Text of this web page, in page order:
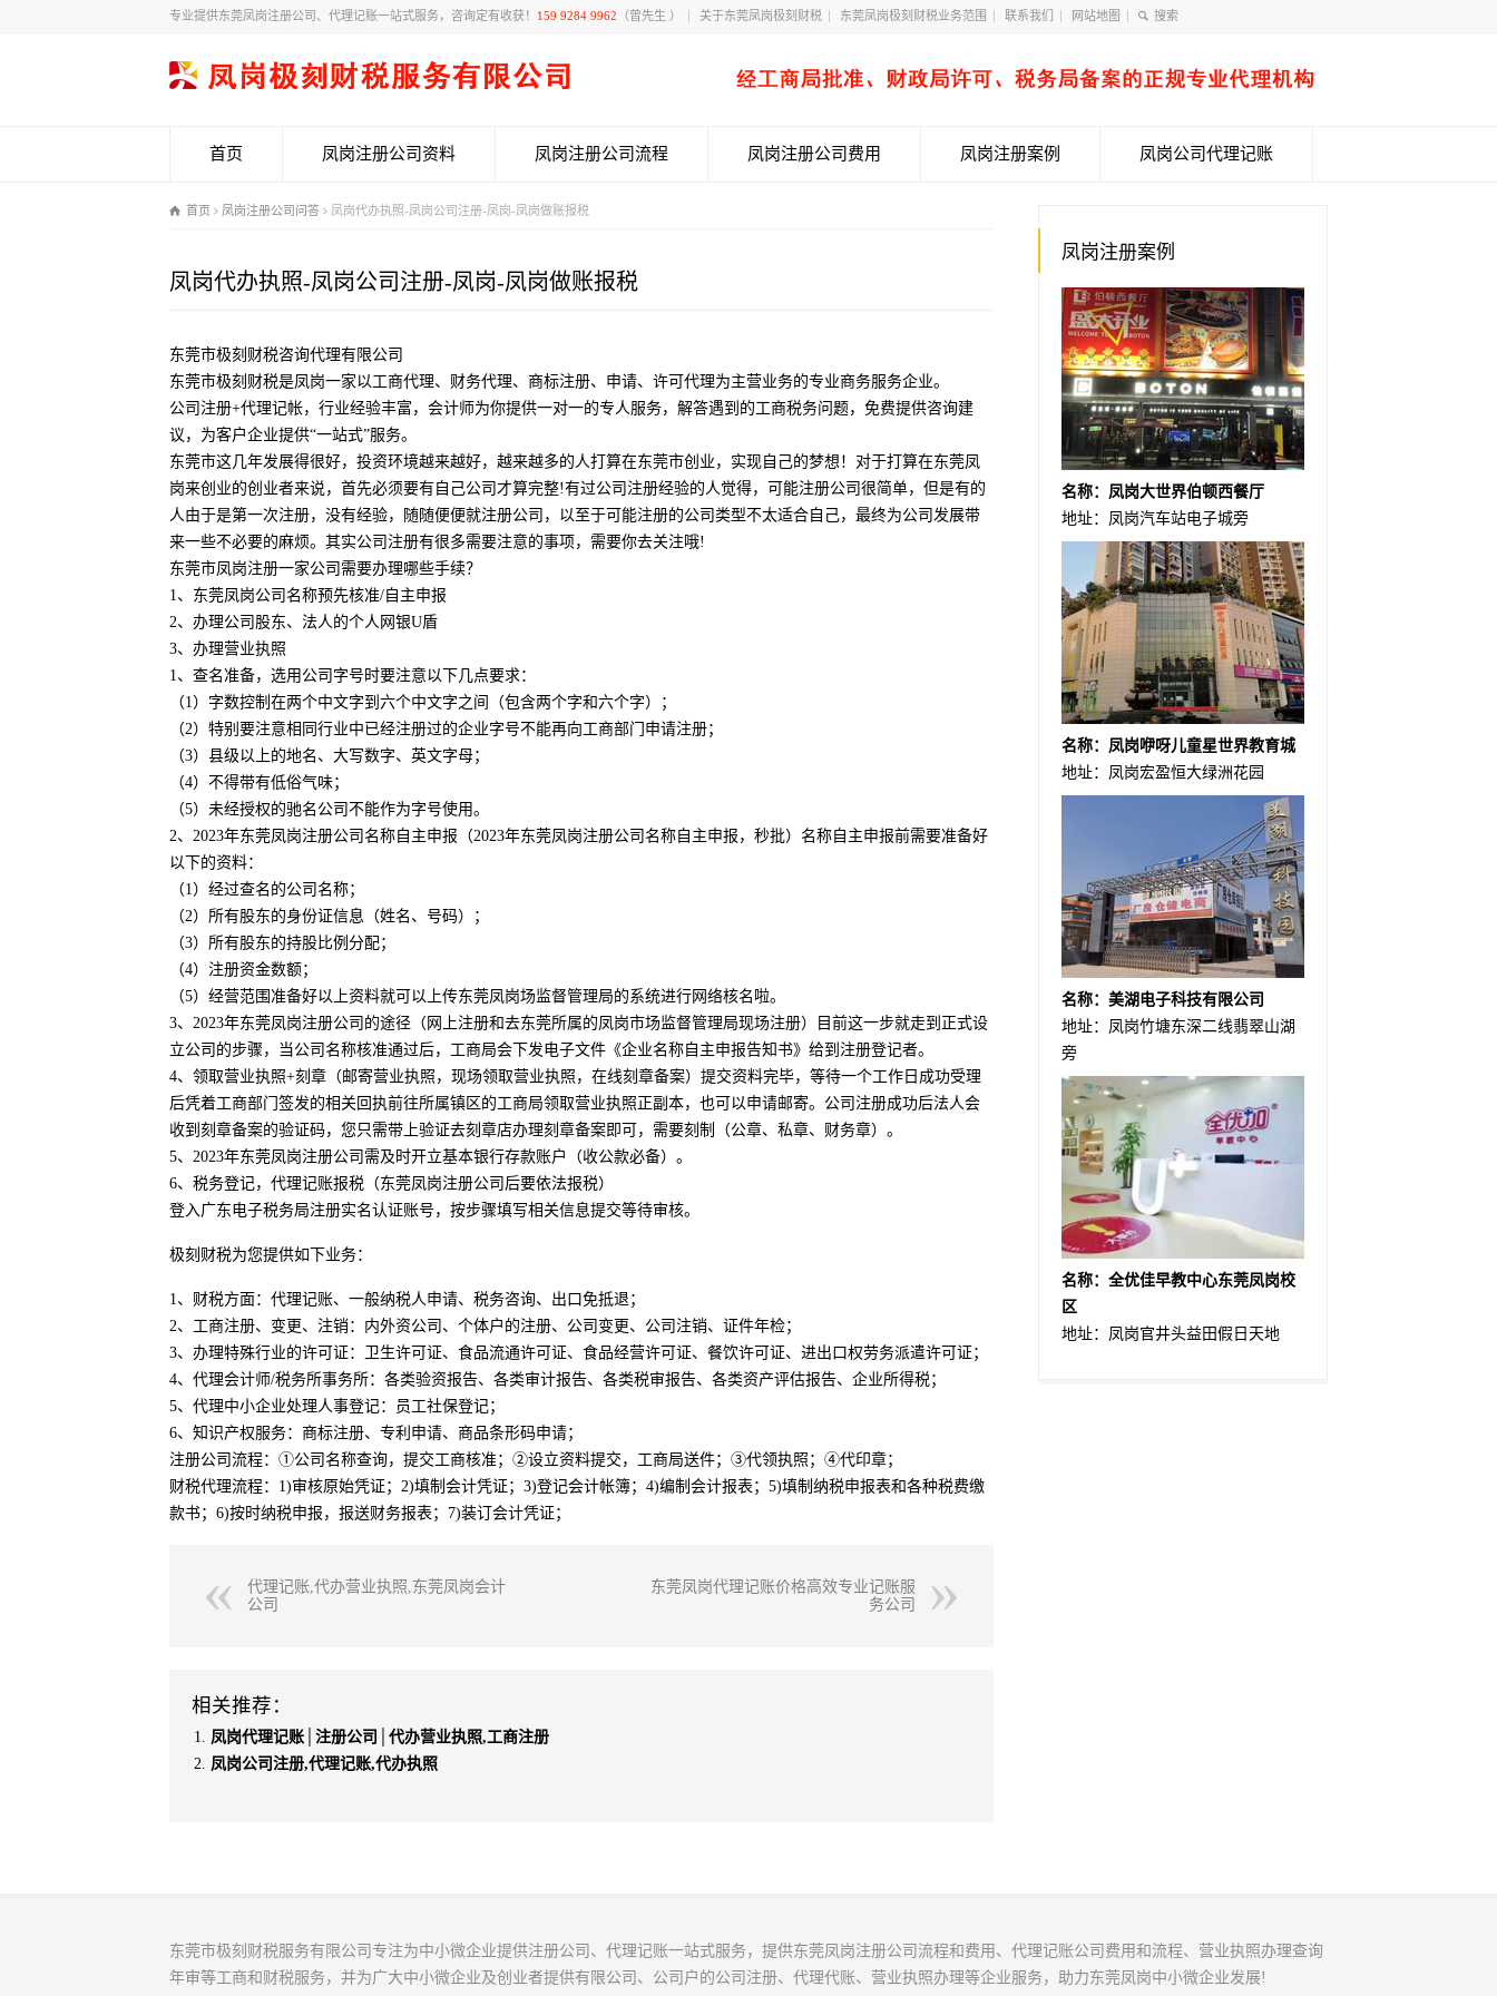
专业提供东莞凤岗注册公司、代理记账一站式服务，咨询定有收获！ 159 9284 9962 （曾先生 ） 关于东莞凤岗极刻财税 东莞凤岗极刻财税业务范围 联系我们 网站地图
首页 凤岗注册公司资料 凤岗注册公司流程 凤岗注册公司费用 凤岗注册案例 凤岗公司代理记账
首页 凤岗注册公司问答 凤岗代办执照-凤岗公司注册-凤岗-凤岗做账报税
凤岗代办执照-凤岗公司注册-凤岗-凤岗做账报税
东莞市极刻财税咨询代理有限公司
东莞市极刻财税是凤岗一家以工商代理、财务代理、商标注册、申请、许可代理为主营业务的专业商务服务企业。
公司注册+代理记帐，行业经验丰富，会计师为你提供一对一的专人服务，解答遇到的工商税务问题，免费提供咨询建
议，为客户企业提供“一站式”服务。
东莞市这几年发展得很好，投资环境越来越好，越来越多的人打算在东莞市创业，实现自己的梦想！对于打算在东莞凤
岗来创业的创业者来说，首先必须要有自己公司才算完整!有过公司注册经验的人觉得，可能注册公司很简单，但是有的
人由于是第一次注册，没有经验，随随便便就注册公司，以至于可能注册的公司类型不太适合自己，最终为公司发展带
来一些不必要的麻烦。其实公司注册有很多需要注意的事项，需要你去关注哦!
东莞市凤岗注册一家公司需要办理哪些手续？
1、东莞凤岗公司名称预先核准/自主申报
2、办理公司股东、法人的个人网银U盾
3、办理营业执照
1、查名准备，选用公司字号时要注意以下几点要求：
（1）字数控制在两个中文字到六个中文字之间（包含两个字和六个字）；
（2）特别要注意相同行业中已经注册过的企业字号不能再向工商部门申请注册；
（3）县级以上的地名、大写数字、英文字母；
（4）不得带有低俗气味；
（5）未经授权的驰名公司不能作为字号使用。
2、2023年东莞凤岗注册公司名称自主申报（2023年东莞凤岗注册公司名称自主申报，秒批）名称自主申报前需要准备好
以下的资料：
（1）经过查名的公司名称；
（2）所有股东的身份证信息（姓名、号码）；
（3）所有股东的持股比例分配；
（4）注册资金数额；
（5）经营范围准备好以上资料就可以上传东莞凤岗场监督管理局的系统进行网络核名啦。
3、2023年东莞凤岗注册公司的途径（网上注册和去东莞所属的凤岗市场监督管理局现场注册）目前这一步就走到正式设
立公司的步骤，当公司名称核准通过后，工商局会下发电子文件《企业名称自主申报告知书》给到注册登记者。
4、领取营业执照+刻章（邮寄营业执照，现场领取营业执照，在线刻章备案）提交资料完毕，等待一个工作日成功受理
后凭着工商部门签发的相关回执前往所属镇区的工商局领取营业执照正副本，也可以申请邮寄。公司注册成功后法人会
收到刻章备案的验证码，您只需带上验证去刻章店办理刻章备案即可，需要刻制（公章、私章、财务章）。
5、2023年东莞凤岗注册公司需及时开立基本银行存款账户（收公款必备）。
6、税务登记，代理记账报税（东莞凤岗注册公司后要依法报税）
登入广东电子税务局注册实名认证账号，按步骤填写相关信息提交等待审核。
极刻财税为您提供如下业务：
1、财税方面：代理记账、一般纳税人申请、税务咨询、出口免抵退；
2、工商注册、变更、注销：内外资公司、个体户的注册、公司变更、公司注销、证件年检；
3、办理特殊行业的许可证：卫生许可证、食品流通许可证、食品经营许可证、餐饮许可证、进出口权劳务派遣许可证；
4、代理会计师/税务所事务所：各类验资报告、各类审计报告、各类税审报告、各类资产评估报告、企业所得税；
5、代理中小企业处理人事登记：员工社保登记；
6、知识产权服务：商标注册、专利申请、商品条形码申请；
注册公司流程：①公司名称查询，提交工商核准；②设立资料提交，工商局送件；③代领执照；④代印章；
财税代理流程：1)审核原始凭证；2)填制会计凭证；3)登记会计帐簿；4)编制会计报表；5)填制纳税申报表和各种税费缴
款书；6)按时纳税申报，报送财务报表；7)装订会计凭证；
代理记账,代办营业执照,东莞凤岗会计
公司
东莞凤岗代理记账价格高效专业记账服
务公司
相关推荐：
凤岗代理记账│注册公司│代办营业执照,工商注册
凤岗公司注册,代理记账,代办执照
凤岗注册案例
名称：凤岗大世界伯顿西餐厅
地址：凤岗汽车站电子城旁
名称：凤岗咿呀儿童星世界教育城
地址：凤岗宏盈恒大绿洲花园
名称：美湖电子科技有限公司
地址：凤岗竹塘东深二线翡翠山湖
旁
名称：全优佳早教中心东莞凤岗校
区
地址：凤岗官井头益田假日天地
东莞市极刻财税服务有限公司专注为中小微企业提供注册公司、代理记账一站式服务，提供东莞凤岗注册公司流程和费用、代理记账公司费用和流程、营业执照办理查询
年审等工商和财税服务，并为广大中小微企业及创业者提供有限公司、公司户的公司注册、代理代账、营业执照办理等企业服务，助力东莞凤岗中小微企业发展!